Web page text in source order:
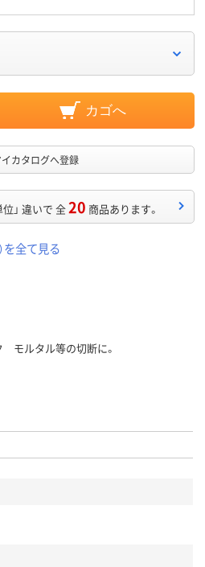
カゴへ
イカタログへ登録
位」 違いで 全20 商品あります。
を全て見る
ルタル等の切断に。